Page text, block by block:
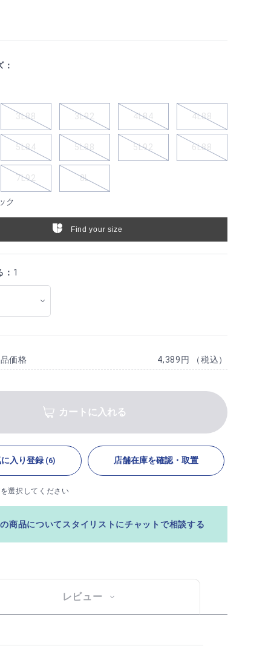
3L88 3L92 4L84 4L88
5L84 5L88 5L92 6L88
7L92 8L
ク
Find your size
1
価格 4,389円 （税込）
カートに入れる
入り登録 (6) 店舗在庫を確認・取置
選択してください
商品についてスタイリストにチャットで相談する
レビュー